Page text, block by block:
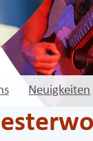
Neuigkeiten